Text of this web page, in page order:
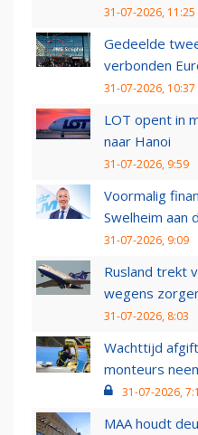
31-07-2026, 11:25
Gedeelde
verbonden
31-07-2026, 10:37
LOT opent in
naar Hanoi
31-07-2026, 9:59
Voormalig
Swelheim aan
31-07-2026, 9:09
Rusland trekt
wegens
31-07-2026, 8:03
Wachttijd
monteurs
31-07-2026,
MAA houdt